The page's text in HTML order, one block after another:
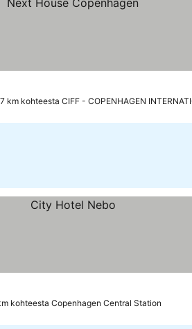
km kohteesta CIFF - COPENHAGEN
kohteesta Copenhagen Central Station